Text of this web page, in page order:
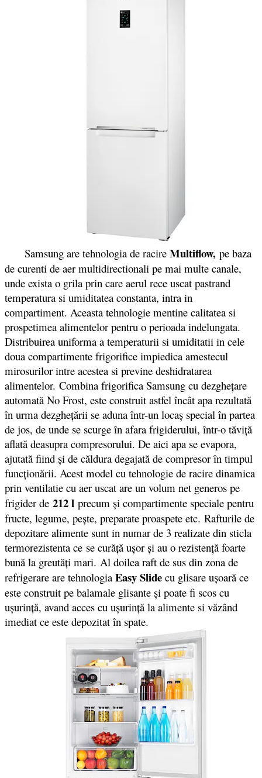
Samsung are tehnologia de racire Multiflow, pe baza
de curenti de aer multidirectionali pe mai multe canale,
unde exista o grila prin care aerul rece uscat pastrand
temperatura si umiditatea constanta, intra in
compartiment. Aceasta tehnologie mentine calitatea si
prospetimea alimentelor pentru o perioada indelungata.
Distribuirea uniforma a temperaturii si umiditatii in cele
doua compartimente frigorifice impiedica amestecul
mirosurilor intre acestea si previne deshidratarea
alimentelor. Combina frigorifica Samsung cu dezgheţare
automată No Frost, este construit astfel încât apa rezultată
în urma dezgheţării se aduna într-un locaş special în partea
de jos, de unde se scurge în afara frigiderului, într-o tăviţă
aflată deasupra compresorului. De aici apa se evapora,
ajutată fiind şi de căldura degajată de compresor în timpul
funcţionării. Acest model cu tehnologie de racire dinamica
prin ventilatie cu aer uscat are un volum net generos pe
frigider de 212 l precum și compartimente speciale pentru
fructe, legume, pește, preparate proaspete etc. Rafturile de
depozitare alimente sunt in numar de 3 realizate din sticla
termorezistenta ce se curăță ușor și au o rezistență foarte
bună la greutăți mari. Al doilea raft de sus din zona de
refrigerare are tehnologia Easy Slide cu glisare uşoară ce
este construit pe balamale glisante şi poate fi scos cu
uşurinţă, avand acces cu uşurinţă la alimente si văzând
imediat ce este depozitat în spate.